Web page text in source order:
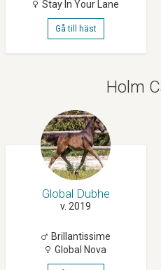
Stay In Your Lane
Gå till häst
Holm
Global Dubhe
v. 2019
Brillantissime
Global Nova